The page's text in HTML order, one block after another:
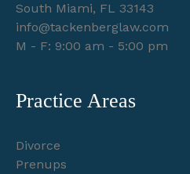
South Miami, FL 33143
info@tackenberglaw.com
M - F: 9:00 am - 5:00 pm
Practice Areas
Divorce
Prenups